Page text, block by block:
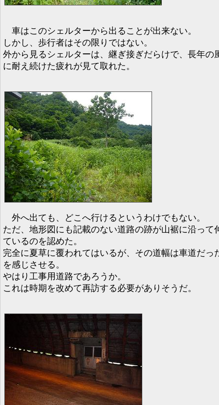
車はこのシェルターから出ることが出来ない。
しかし、歩行者はその限りではない。
外から見るシェルターは、継ぎ接ぎだらけで、長年の
に耐え続けた疲れが見て取れた。
外へ出ても、どこへ行けるというわけでもない。
ただ、地形図にも記載のない道路の跡が山裾に沿って
ているのを認めた。
完全に夏草に覆われてはいるが、その道幅は車道だっ
を感じさせる。
やはり工事用道路であろうか。
これは時期を改めて再訪する必要がありそうだ。